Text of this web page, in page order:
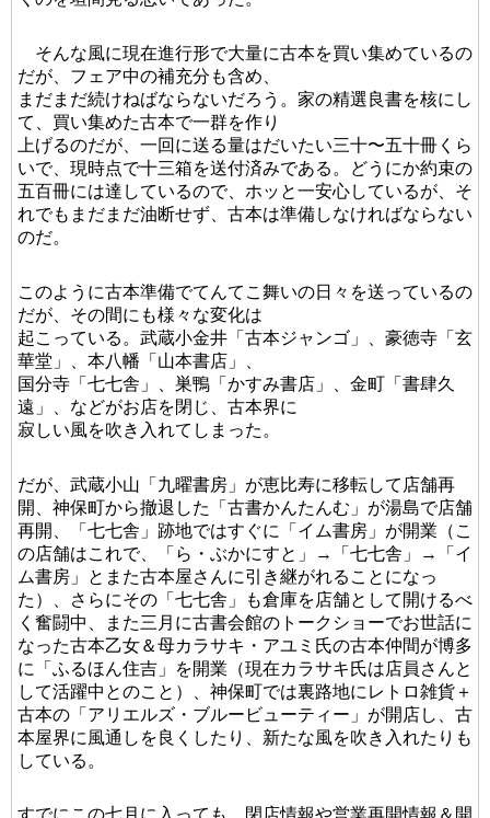
そんな風に現在進行形で大量に古本を買い集めているの
だが、フェア中の補充分も含め、
まだまだ続けねばならないだろう。家の精選良書を核にし
て、買い集めた古本で一群を作り
上げるのだが、一回に送る量はだいたい三十〜五十冊くら
いで、現時点で十三箱を送付済みである。どうにか約束の
五百冊には達しているので、ホッと一安心しているが、そ
れでもまだまだ油断せず、古本は準備しなければならない
のだ。
このように古本準備でてんてこ舞いの日々を送っているの
だが、その間にも様々な変化は
起こっている。武蔵小金井「古本ジャンゴ」、豪徳寺「玄
華堂」、本八幡「山本書店」、
国分寺「七七舎」、巣鴨「かすみ書店」、金町「書肆久
遠」、などがお店を閉じ、古本界に
寂しい風を吹き入れてしまった。
だが、武蔵小山「九曜書房」が恵比寿に移転して店舗再
開、神保町から撤退した「古書かんたんむ」が湯島で店舗
再開、「七七舎」跡地ではすぐに「イム書房」が開業（こ
の店舗はこれで、「ら・ぶかにすと」→「七七舎」→「イ
ム書房」とまた古本屋さんに引き継がれることになっ
た）、さらにその「七七舎」も倉庫を店舗として開けるべ
く奮闘中、また三月に古書会館のトークショーでお世話に
なった古本乙女＆母カラサキ・アユミ氏の古本仲間が博多
に「ふるほん住吉」を開業（現在カラサキ氏は店員さんと
して活躍中とのこと）、神保町では裏路地にレトロ雑貨＋
古本の「アリエルズ・ブルービューティー」が開店し、古
本屋界に風通しを良くしたり、新たな風を吹き入れたりも
している。